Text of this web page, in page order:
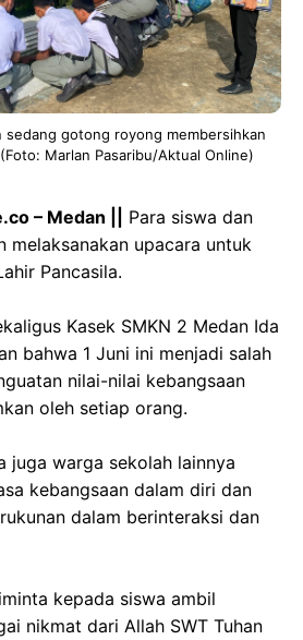
sedang gotong royong membersihkan
Marlan Pasaribu/Aktual Online)
– Medan ||
Para siswa dan
melaksanakan upacara untuk
Pancasila.
Kasek SMKN 2 Medan Ida
bahwa 1 Juni ini menjadi salah
nilai-nilai kebangsaan
oleh setiap orang.
juga warga sekolah lainnya
kebangsaan dalam diri dan
dalam berinteraksi dan
kepada siswa ambil
nikmat dari Allah SWT Tuhan